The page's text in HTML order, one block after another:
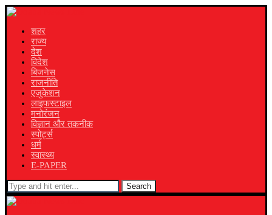
शहर
राज्य
देश
विदेश
बिजनेस
राजनीति
एजुकेशन
लाइफस्टाइल
मनोरंजन
विज्ञान और तकनीक
स्पोर्ट्स
धर्म
स्वास्थ्य
E-PAPER
Search